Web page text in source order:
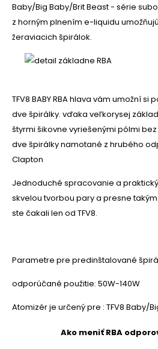
Baby/Big Baby/Brit Beast - série
z horným plnením e-liquidu
žeraviacich špirálok.
TFV8 BABYRBA hlava vám umožní si
dve špirálky. vďaka veľkorysej
štyrmi šikovne vyriešenými pólmi
dve špirálky namotané z hrubého
Clapton
Jednoduché spracovanie a
skvelou tvorbou pary a presne
ste čakali len od TFV8.
Parametre pre predinštalované
odporúčané použitie: 50W-140W
Atomizér je určený pre : TFV8 Baby/
Ako meniť RBA